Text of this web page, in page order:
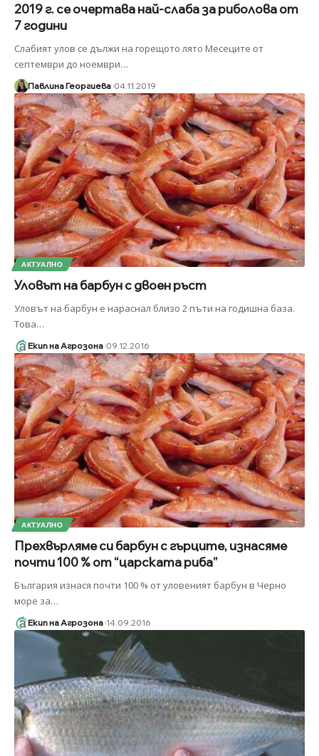
2019 г. се очертава най-слаба за риболова от
7 години
Слабият улов се дължи на горещото лято Месеците от
септември до ноември…
Павлина Георгиева 04.11.2019
АКТУАЛНО
Уловът на барбун с двоен ръст
Уловът на барбун е нараснал близо 2 пъти на годишна база.
Това…
Екип на Агрозона 09.12.2016
АКТУАЛНО
Прехвърляме си барбун с гърците, изнасяме
почти 100 % от “царската риба”
България изнася почти 100 % от уловеният барбун в Черно
море за…
Екип на Агрозона 14.09.2016